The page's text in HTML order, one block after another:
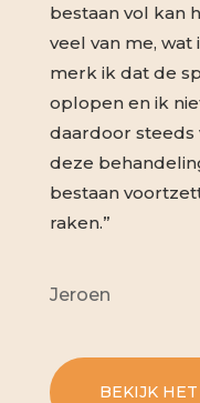
bestaan vol kan
veel van me, wat
merk ik dat de
oplopen en ik
daardoor
deze
bestaan
raken.”
Jeroen
BEKIJK